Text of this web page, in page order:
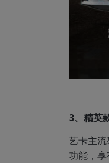
3、精英
艺卡主
功能，享